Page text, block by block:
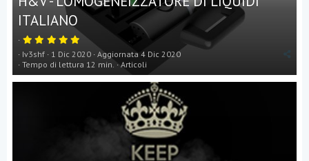
ITALIANO
5
0
0
t
Iv3shf 1 Dic 2020 Aggiornata 4 Dic 2020
Tempo di lettura 12 min.
Articoli